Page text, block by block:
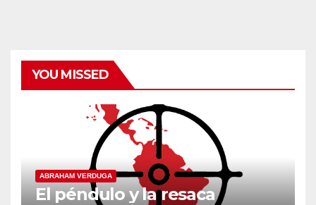
YOU MISSED
ABRAHAM VERDUGA
El péndulo y la resaca